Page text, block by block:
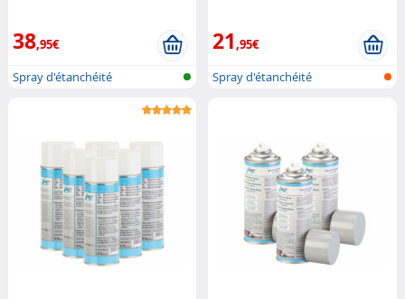
38,95€
Spray d'étanchéité
21,95€
Spray d'étanchéité